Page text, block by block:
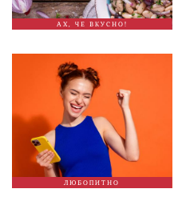
АХ, ЧЕ ВКУСНО!
ЛЮБОПИТНО